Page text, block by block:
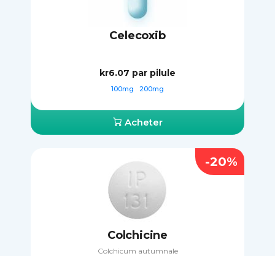
Celecoxib
kr6.07 par pilule
100mg 200mg
Acheter
Colchicine
Colchicum autumnale
-20%